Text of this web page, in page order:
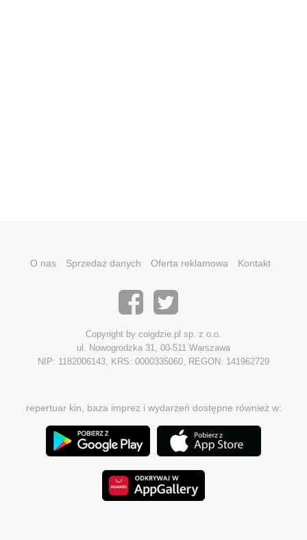
O nas Sprzedaż danych Oferta reklamowa Kontakt
Copyright by coigdzie.pl sp. z o.o.
ul. Nowogrodzka 31, 00-511 Warszawa
NIP: 1182006143, KRS: 0000335060, REGON: 141962729
repertuar kin, baza imprez i wydarzeń dostępne również w: